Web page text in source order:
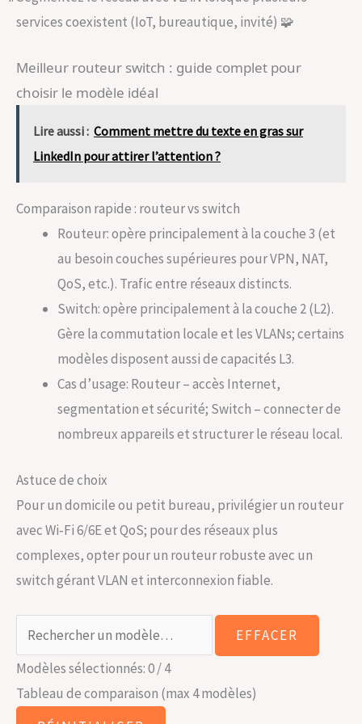
services coexistent (IoT, bureautique, invité) 🧩
Meilleur routeur switch : guide complet pour
choisir le modèle idéal
Lire aussi : Comment mettre du texte en gras sur
LinkedIn pour attirer l’attention ?
Comparaison rapide : routeur vs switch
Routeur: opère principalement à la couche 3 (et
au besoin couches supérieures pour VPN, NAT,
QoS, etc.). Trafic entre réseaux distincts.
Switch: opère principalement à la couche 2 (L2).
Gère la commutation locale et les VLANs; certains
modèles disposent aussi de capacités L3.
Cas d’usage: Routeur – accès Internet,
segmentation et sécurité; Switch – connecter de
nombreux appareils et structurer le réseau local.
Astuce de choix
Pour un domicile ou petit bureau, privilégier un routeur
avec Wi‑Fi 6/6E et QoS; pour des réseaux plus
complexes, opter pour un routeur robuste avec un
switch gérant VLAN et interconnexion fiable.
EFFACER
Modèles sélectionnés: 0 / 4
Tableau de comparaison (max 4 modèles)